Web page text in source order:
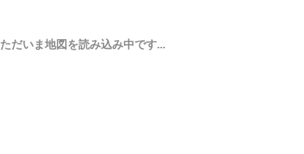
ただいま地図を読み込み中です...